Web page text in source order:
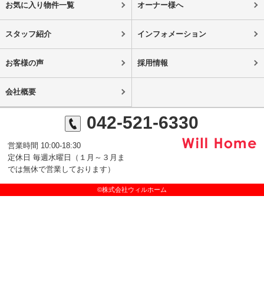
お気に入り物件一覧 オーナー様へ
スタッフ紹介 インフォメーション
お客様の声 採用情報
会社概要
042-521-6330
営業時間 10:00-18:30
定休日 毎週水曜日（１月～３月ま
では無休で営業しております）
©株式会社ウィルホーム